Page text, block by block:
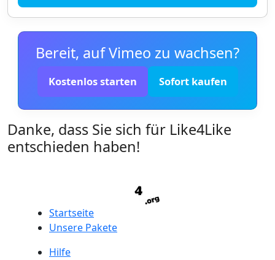
Bereit, auf Vimeo zu wachsen?
Kostenlos starten Sofort kaufen
Danke, dass Sie sich für Like4Like
entschieden haben!
Startseite
Unsere Pakete
Hilfe